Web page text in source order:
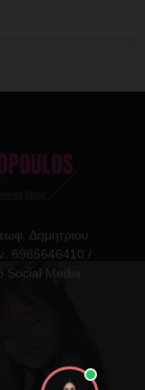
Δημητριου
6985646410 /
Social Media